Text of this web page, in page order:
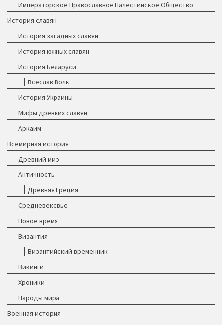
Императорское Православное Палестинское Общество
История славян
История западных славян
История южных славян
История Беларуси
Всеслав Волк
История Украины
Мифы древних славян
Аркаим
Всемирная история
Древний мир
Античность
Древняя Греция
Средневековье
Новое время
Византия
Византийский временник
Викинги
Хроники
Народы мира
Военная история